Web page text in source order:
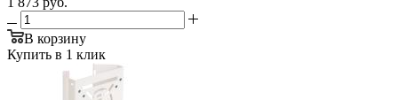
В корзину
Купить в 1 клик